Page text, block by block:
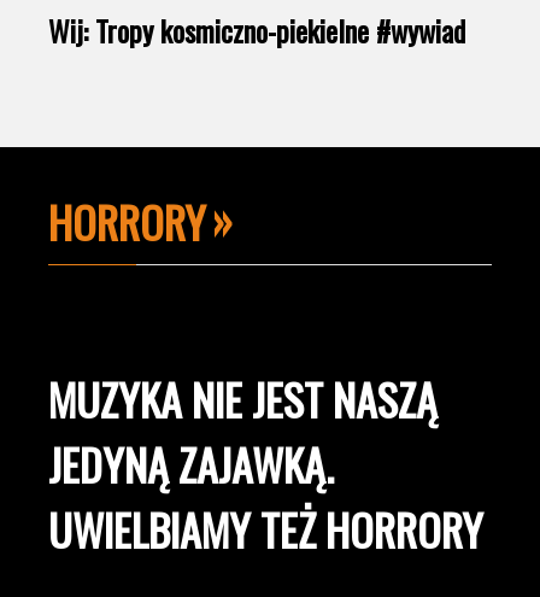
Wij: Tropy kosmiczno-piekielne #wywiad
HORRORY
MUZYKA NIE JEST NASZĄ
JEDYNĄ ZAJAWKĄ.
UWIELBIAMY TEŻ HORRORY